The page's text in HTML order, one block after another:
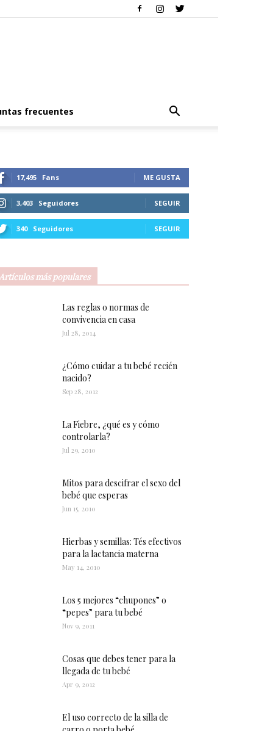
frecuentes
17,495 Fans ME GUSTA
3,403 Seguidores SEGUIR
340 Seguidores SEGUIR
más populares
Las reglas o normas de
convivencia en casa
Jul 28, 2014
¿Cómo cuidar a tu bebé recién
nacido?
Sep 28, 2012
La Fiebre, ¿qué es y cómo
controlarla?
Jul 29, 2010
Mitos para descifrar el sexo del
bebé que esperas
Jun 15, 2010
Hierbas y semillas: Tés efectivos
para la lactancia materna
May 14, 2010
Los 5 mejores “chupones” o
“pepes” para tu bebé
Nov 9, 2011
Cosas que debes tener para la
llegada de tu bebé
Apr 9, 2012
El uso correcto de la silla de